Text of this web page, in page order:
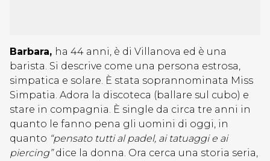
Barbara, ha 44 anni, è di Villanova ed è una
barista. Si descrive come una persona estrosa,
simpatica e solare. È stata soprannominata Miss
Simpatia. Adora la discoteca (ballare sul cubo) e
stare in compagnia. È single da circa tre anni in
quanto le fanno pena gli uomini di oggi, in
quanto “pensato tutti al padel, ai tatuaggi e ai
piercing”dice la donna. Ora cerca una storia seria,